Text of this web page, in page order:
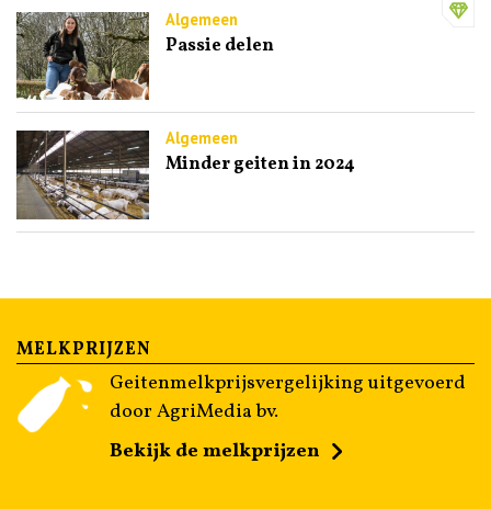
Algemeen
Passie delen
Algemeen
Minder geiten in 2024
MELKPRIJZEN
Geitenmelkprijsvergelijking uitgevoerd
door AgriMedia bv.
Bekijk de melkprijzen